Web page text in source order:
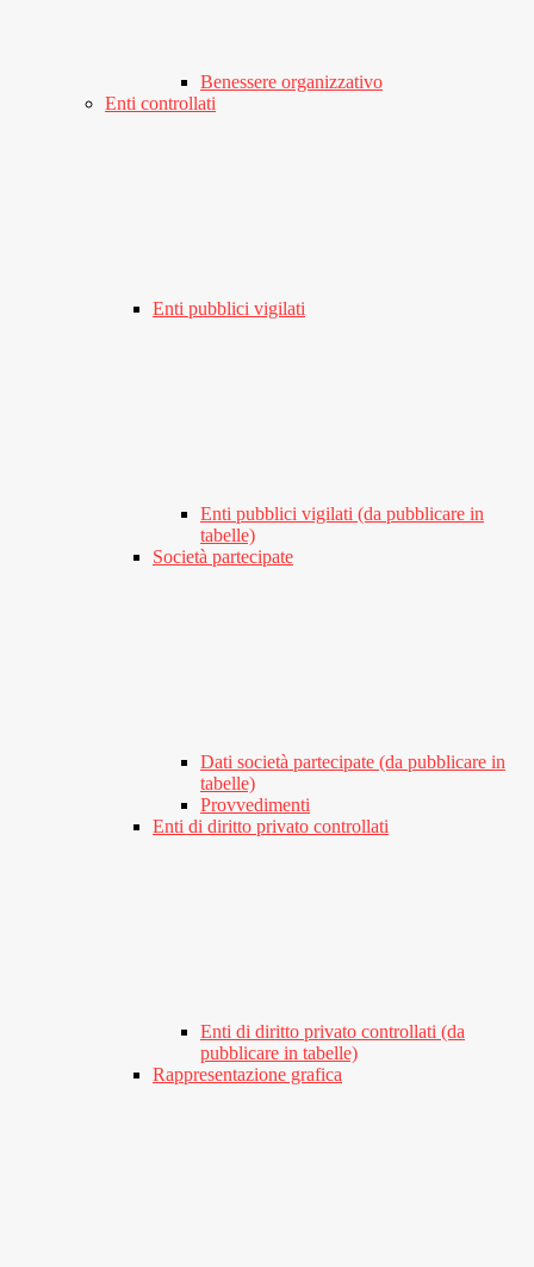
Benessere organizzativo
Enti controllati
Enti pubblici vigilati
Enti pubblici vigilati (da pubblicare in
tabelle)
Società partecipate
Dati società partecipate (da pubblicare in
tabelle)
Provvedimenti
Enti di diritto privato controllati
Enti di diritto privato controllati (da
pubblicare in tabelle)
Rappresentazione grafica